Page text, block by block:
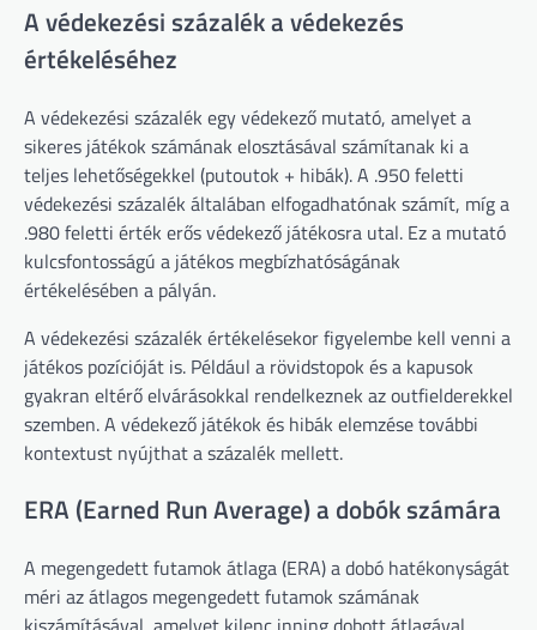
A védekezési százalék a védekezés
értékeléséhez
A védekezési százalék egy védekező mutató, amelyet a
sikeres játékok számának elosztásával számítanak ki a
teljes lehetőségekkel (putoutok + hibák). A .950 feletti
védekezési százalék általában elfogadhatónak számít, míg a
.980 feletti érték erős védekező játékosra utal. Ez a mutató
kulcsfontosságú a játékos megbízhatóságának
értékelésében a pályán.
A védekezési százalék értékelésekor figyelembe kell venni a
játékos pozícióját is. Például a rövidstopok és a kapusok
gyakran eltérő elvárásokkal rendelkeznek az outfielderekkel
szemben. A védekező játékok és hibák elemzése további
kontextust nyújthat a százalék mellett.
ERA (Earned Run Average) a dobók számára
A megengedett futamok átlaga (ERA) a dobó hatékonyságát
méri az átlagos megengedett futamok számának